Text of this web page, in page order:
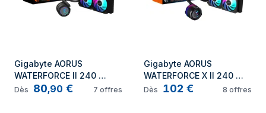
Gigabyte AORUS
WATERFORCE II 240
Processeur Refroidisseur
Dès 80,90 € 7 offres
Gigabyte AORUS
WATERFORCE X II 240
Processeur Refroidisseur
Dès 102 € 8 offres